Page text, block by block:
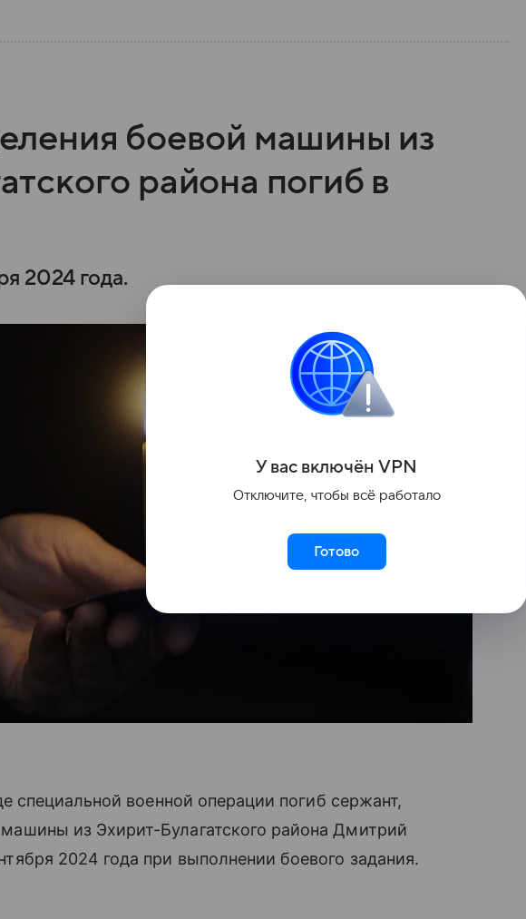
боевой машины из
района погиб в
2024 года.
специальной военной операции погиб сержант,
из Эхирит-Булагатского района Дмитрий
2024 года при выполнении боевого задания.
У вас включён VPN
Отключите, чтобы всё работало
Готово